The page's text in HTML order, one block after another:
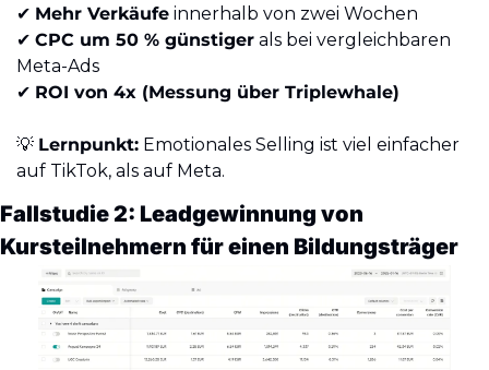
✔️ Mehr Verkäufe innerhalb von zwei Wochen
✔️ CPC um 50 % günstiger als bei vergleichbaren
Meta-Ads
✔️ ROI von 4x (Messung über Triplewhale)
💡 Lernpunkt: Emotionales Selling ist viel einfacher
auf TikTok, als auf Meta.
Fallstudie 2: Leadgewinnung von
Kursteilnehmern für einen Bildungsträger